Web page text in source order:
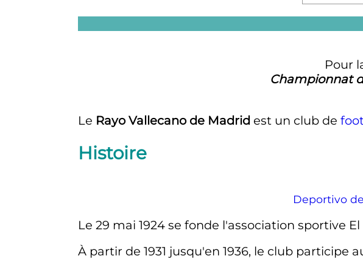
Pour
Championnat
Le Rayo Vallecano de Madrid est un club de
Histoire
Deportivo
Le 29 mai 1924se fonde l'association sportive El
À partir de 1931 jusqu'en 1936, le club